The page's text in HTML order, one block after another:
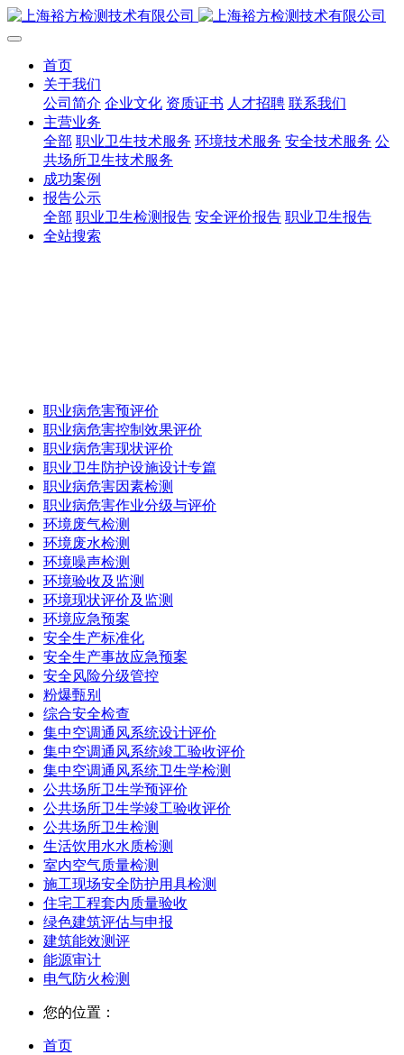
首页
关于我们
公司简介 企业文化 资质证书 人才招聘 联系我们
主营业务
全部 职业卫生技术服务 环境技术服务 安全技术服务 公
共场所卫生技术服务
成功案例
报告公示
全部 职业卫生检测报告 安全评价报告 职业卫生报告
全站搜索
职业病危害预评价
职业病危害控制效果评价
职业病危害现状评价
职业卫生防护设施设计专篇
职业病危害因素检测
职业病危害作业分级与评价
环境废气检测
环境废水检测
环境噪声检测
环境验收及监测
环境现状评价及监测
环境应急预案
安全生产标准化
安全生产事故应急预案
安全风险分级管控
粉爆甄别
综合安全检查
集中空调通风系统设计评价
集中空调通风系统竣工验收评价
集中空调通风系统卫生学检测
公共场所卫生学预评价
公共场所卫生学竣工验收评价
公共场所卫生检测
生活饮用水水质检测
室内空气质量检测
施工现场安全防护用具检测
住宅工程套内质量验收
绿色建筑评估与申报
建筑能效测评
能源审计
电气防火检测
您的位置：
首页